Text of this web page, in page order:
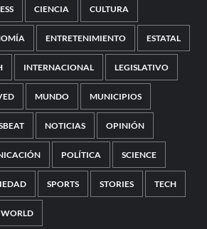
CIENCIA CULTURA
ENTRETENIMIENTO ESTATAL
INTERNACIONAL LEGISLATIVO
MUNDO MUNICIPIOS
NOTICIAS OPINIÓN
POLÍTICA SCIENCE
SPORTS STORIES TECH
WORLD